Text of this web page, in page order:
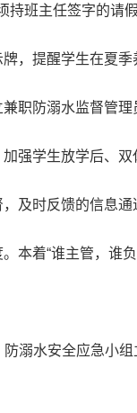
持班主任签字的请
牌，提醒学生在夏
兼职防溺水监督管
加强学生放学后、
，及时反馈的信息
。本着“谁主管，
防溺水安全应急小